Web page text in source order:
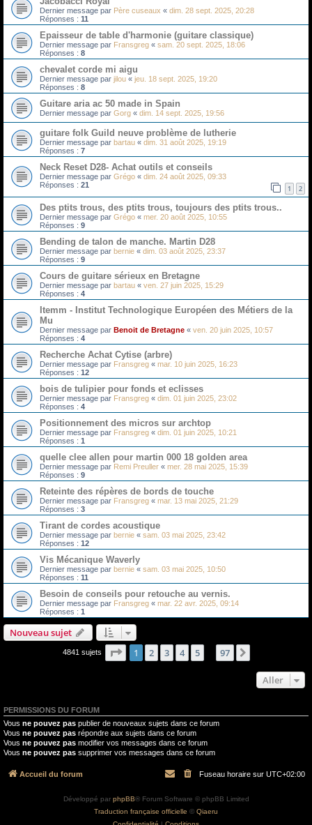
Dernier message par Père cuseaux « dim. 28 sept. 2025, 20:28
Réponses : 11
Epaisseur de table d'harmonie (guitare classique)
Dernier message par Fransgreg « sam. 20 sept. 2025, 18:06
Réponses : 8
chevalet corde mi aigu
Dernier message par jilou « jeu. 18 sept. 2025, 19:20
Réponses : 8
Guitare aria ac 50 made in Spain
Dernier message par Gorg « dim. 14 sept. 2025, 19:56
guitare folk Guild neuve problème de lutherie
Dernier message par bartau « dim. 31 août 2025, 19:19
Réponses : 7
Neck Reset D28- Achat outils et conseils
Dernier message par Grégo « dim. 24 août 2025, 09:33
Réponses : 21 1 2
Des ptits trous, des ptits trous, toujours des ptits trous..
Dernier message par Grégo « mer. 20 août 2025, 10:55
Réponses : 9
Bending de talon de manche. Martin D28
Dernier message par bernie « dim. 03 août 2025, 23:37
Réponses : 9
Cours de guitare sérieux en Bretagne
Dernier message par bartau « ven. 27 juin 2025, 15:29
Réponses : 4
Itemm - Institut Technologique Européen des Métiers de la
Mu
Dernier message par Benoit de Bretagne « ven. 20 juin 2025, 10:57
Réponses : 4
Recherche Achat Cytise (arbre)
Dernier message par Fransgreg « mar. 10 juin 2025, 16:23
Réponses : 12
bois de tulipier pour fonds et eclisses
Dernier message par Fransgreg « dim. 01 juin 2025, 23:02
Réponses : 4
Positionnement des micros sur archtop
Dernier message par Fransgreg « dim. 01 juin 2025, 10:21
Réponses : 1
quelle clee allen pour martin 000 18 golden area
Dernier message par Remi Preuller « mer. 28 mai 2025, 15:39
Réponses : 9
Reteinte des répères de bords de touche
Dernier message par Fransgreg « mar. 13 mai 2025, 21:29
Réponses : 3
Tirant de cordes acoustique
Dernier message par bernie « sam. 03 mai 2025, 23:42
Réponses : 12
Vis Mécanique Waverly
Dernier message par bernie « sam. 03 mai 2025, 10:50
Réponses : 11
Besoin de conseils pour retouche au vernis.
Dernier message par Fransgreg « mar. 22 avr. 2025, 09:14
Réponses : 1
Nouveau sujet
4841 sujets Page 1sur97
1 2 3 4 5 97
Aller
PERMISSIONS DU FORUM
Vous ne pouvez pas publier de nouveaux sujets dans ce forum
Vous ne pouvez pas répondre aux sujets dans ce forum
Vous ne pouvez pas modifier vos messages dans ce forum
Vous ne pouvez pas supprimer vos messages dans ce forum
Accueil du forum Fuseau horaire sur UTC+02:00
Développé par phpBB® Forum Software © phpBB Limited
Traduction française officielle © Qiaeru